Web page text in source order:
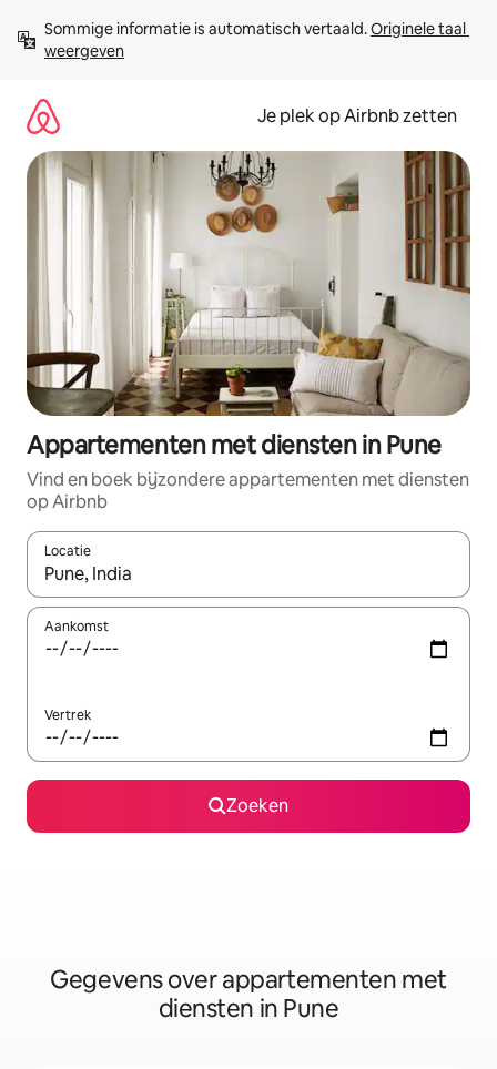
direct
naar
Sommige informatie is automatisch vertaald. Originele taal
weergeven
Je plek op Airbnb zetten
Appartementen met diensten in Pune
Vind en boek bijzondere appartementen met diensten
op Airbnb
Locatie
Wanneer er resultaten beschikbaar zijn, maak je een keuze
Aankomst
Vertrek
Zoeken
Gegevens over appartementen met
diensten in Pune